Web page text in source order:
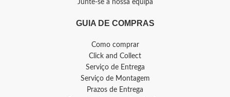
Junte-se à nossa equipa
GUIA DE COMPRAS
Como comprar
Click and Collect
Serviço de Entrega
Serviço de Montagem
Prazos de Entrega